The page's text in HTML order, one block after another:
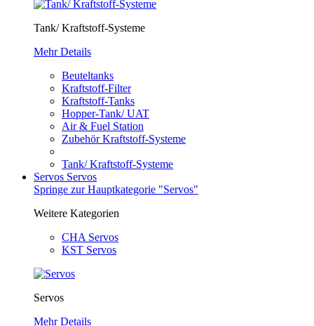
Tank/ Kraftstoff-Systeme
Mehr Details
Beuteltanks
Kraftstoff-Filter
Kraftstoff-Tanks
Hopper-Tank/ UAT
Air & Fuel Station
Zubehör Kraftstoff-Systeme
Tank/ Kraftstoff-Systeme
Servos Servos
Springe zur Hauptkategorie "Servos"
Weitere Kategorien
CHA Servos
KST Servos
Servos
Mehr Details